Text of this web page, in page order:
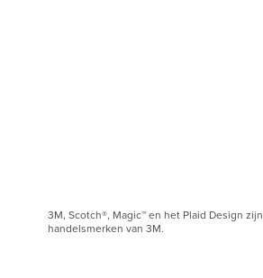
3M, Scotch®, Magic™ en het Plaid Design zijn
handelsmerken van 3M.